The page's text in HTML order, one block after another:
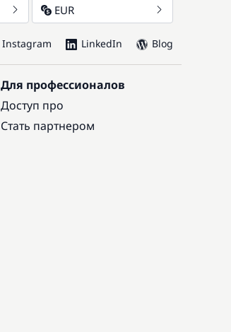
EUR
Instagram LinkedIn Blog
Для профессионалов
Доступ про
Стать партнером